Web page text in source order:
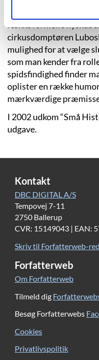
række formelle
cirkusdomptøren
mulighed for at vælge
som man kender fra
spidsfindighed finder
oplister en række
mærkværdige
I 2002 udkom“Små
udgave.
Kontakt
DBC DIGITAL A/S
Tempovej 7-11
2750 Ballerup
CVR: 15149043 | EAN:
Skriv til Forfatterweb-
Forfatterweb
Om Forfatterweb
Tilmeld dig
Besøg Forfatterwebs
Cookies
Privatlivspolitik